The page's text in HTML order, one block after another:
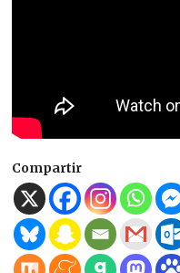
Compartir